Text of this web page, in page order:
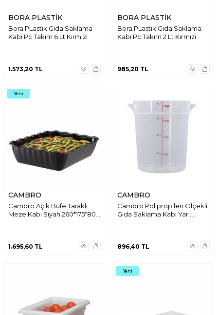
BORA PLASTİK
Bora PLastik Gıda Saklama
Kabı Pc Takım 6 Lt Kırmızı
1.573,20 TL
BORA PLASTİK
Bora PLastik Gıda Saklama
Kabı Pc Takım 2 Lt Kırmızı
985,20 TL
Yeni
CAMBRO
Cambro Açık Büfe Taraklı
Meze Kabı Siyah 260*175*80
1.695,60 TL
CAMBRO
Cambro Polipropilen Ölçekli
Gıda Saklama Kabı Yarı
896,40 TL
Yeni